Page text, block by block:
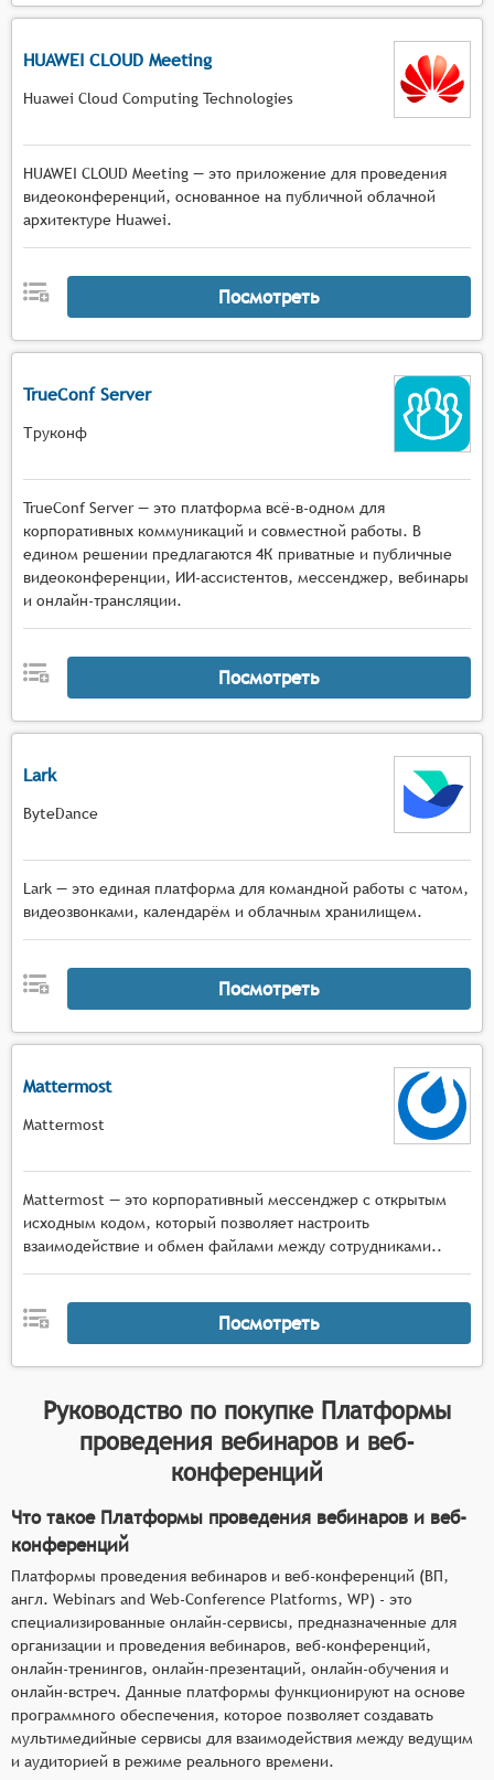
HUAWEI CLOUD Meeting
Huawei Cloud Computing Technologies
HUAWEI CLOUD Meeting — это приложение для проведения
видеоконференций, основанное на публичной облачной
архитектуре Huawei.
Посмотреть
TrueConf Server
Труконф
TrueConf Server — это платформа всё-в-одном для
корпоративных коммуникаций и совместной работы. В
едином решении предлагаются 4К приватные и публичные
видеоконференции, ИИ-ассистентов, мессенджер, вебинары
и онлайн-трансляции.
Посмотреть
Lark
ByteDance
Lark — это единая платформа для командной работы с чатом,
видеозвонками, календарём и облачным хранилищем.
Посмотреть
Mattermost
Mattermost
Mattermost — это корпоративный мессенджер с открытым
исходным кодом, который позволяет настроить
взаимодействие и обмен файлами между сотрудниками..
Посмотреть
Руководство по покупке Платформы
проведения вебинаров и веб-
конференций
Что такое Платформы проведения вебинаров и веб-
конференций
Платформы проведения вебинаров и веб-конференций (ВП,
англ. Webinars and Web-Conference Platforms, WP) - это
специализированные онлайн-сервисы, предназначенные для
организации и проведения вебинаров, веб-конференций,
онлайн-тренингов, онлайн-презентаций, онлайн-обучения и
онлайн-встреч. Данные платформы функционируют на основе
программного обеспечения, которое позволяет создавать
мультимедийные сервисы для взаимодействия между ведущим
и аудиторией в режиме реального времени.